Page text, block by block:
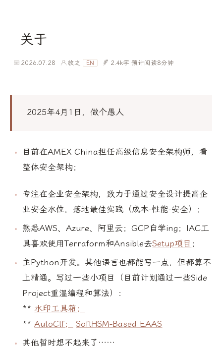
关于
2026.07.28 放之 EN 2.4k字 预计阅读8分钟
2025年4月1日，做个愚人
目前在AMEX China担任高级信息安全架构师，看
整体安全架构；
专注在企业安全架构，致力于通过安全设计提高企
业安全水位，落地最佳实践（成本-性能-安全）；
熟悉AWS、Azure、阿里云；GCP自学ing；IAC工
具喜欢使用Terraform和Ansible去Setup项目 ；
主Python开发。其他语言也都能写一点，但都算不
上精通。写过一些小项目（目前计划通过一些Side
Project重温编程和算法）：
** 水印工具箱；
**AutoClf；
SoftHSM-Based EAAS
其他暂时想不起来了……